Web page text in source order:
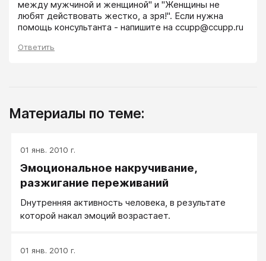
между мужчиной и женщиной" и "Женщины не
любят действовать жестко, а зря!". Если нужна
помощь консультанта - напишите на ccupp@ccupp.ru
Ответить
Материалы по теме:
01 янв. 2010 г.
Эмоциональное накручивание,
разжигание переживаний
Dнутренняя активность человека, в результате
которой накал эмоций возрастает.
01 янв. 2010 г.